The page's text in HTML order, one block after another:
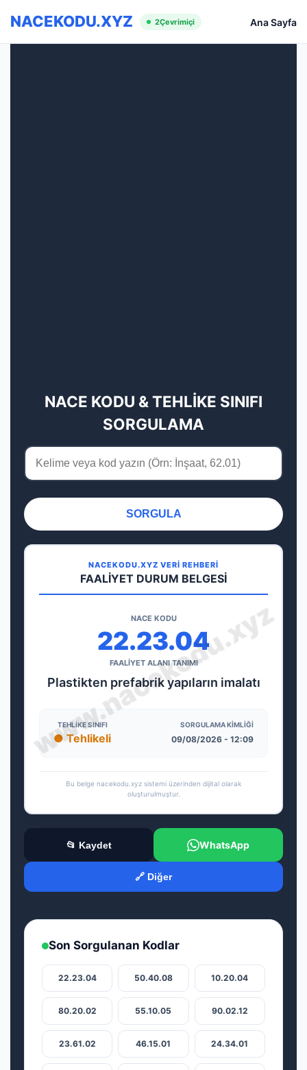
NACEKODU.XYZ 2Çevrimiçi Ana Sayfa
NACE KODU & TEHLİKE SINIFI
SORGULAMA
SORGULA
NACEKODU.XYZ VERİ REHBERİ
FAALİYET DURUM BELGESİ
NACE KODU
22.23.04
FAALİYET ALANI TANIMI
Plastikten prefabrik yapıların imalatı
TEHLIKE SINIFI
● Tehlikeli
SORGULAMA KIMLIĞI
09/08/2026 - 12:09
Bu belge nacekodu.xyz sistemi üzerinden dijital olarak
oluşturulmuştur.
📂 Kaydet WhatsApp
🔗 Diğer
Son Sorgulanan Kodlar
22.23.04 50.40.08 10.20.04
80.20.02 55.10.05 90.02.12
23.61.02 46.15.01 24.34.01